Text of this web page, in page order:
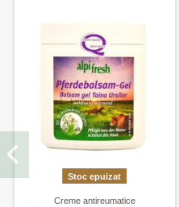
Stoc epuizat
Creme antireumatice